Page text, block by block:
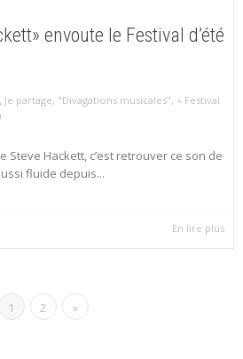
envoute le Festival d’été
, Je partage, "Divagations musicales", « Festival
Steve Hackett, c’est retrouver ce son de
fluide depuis...
En lire plus
1 2 »